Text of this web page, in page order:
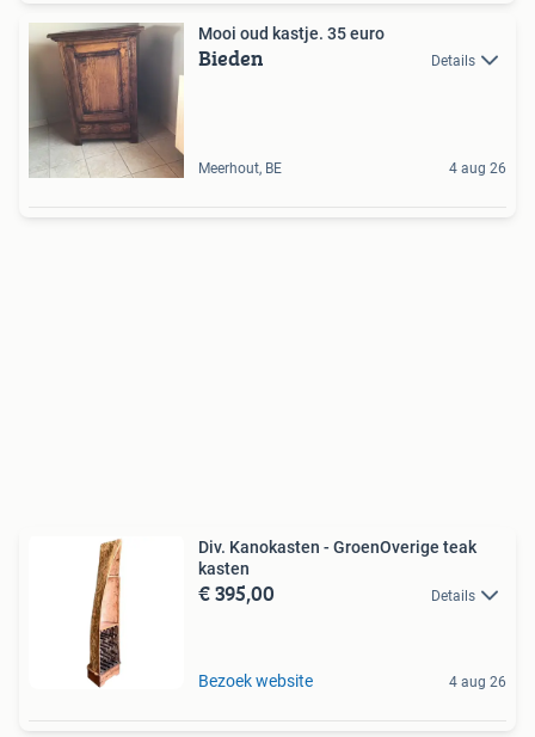
Mooi oud kastje. 35 euro
Bieden Details
Meerhout, BE 4 aug 26
Div. Kanokasten - GroenOverige teak
kasten
€ 395,00 Details
Bezoek website 4 aug 26